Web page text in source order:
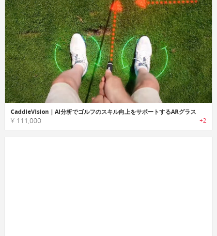
CaddieVision｜AI分析でゴルフのスキル向上をサポートするARグラス
¥ 111,000 +2